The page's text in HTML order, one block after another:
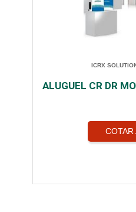
ICRX
ALUGUEL CR DR
COTAR